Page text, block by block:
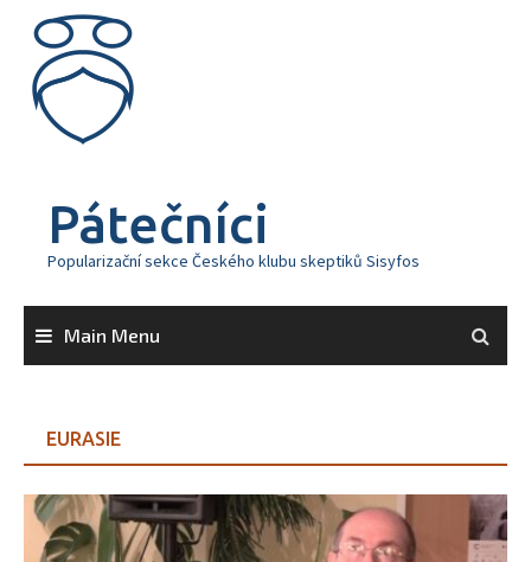
content
Pátečníci
Popularizační sekce Českého klubu skeptiků Sisyfos
Main Menu
EURASIE